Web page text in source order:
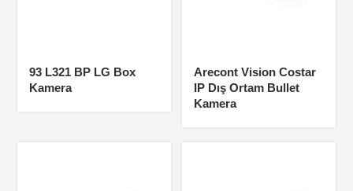
93 L321 BP LG Box
Kamera
Arecont Vision Costar
IP Dış Ortam Bullet
Kamera